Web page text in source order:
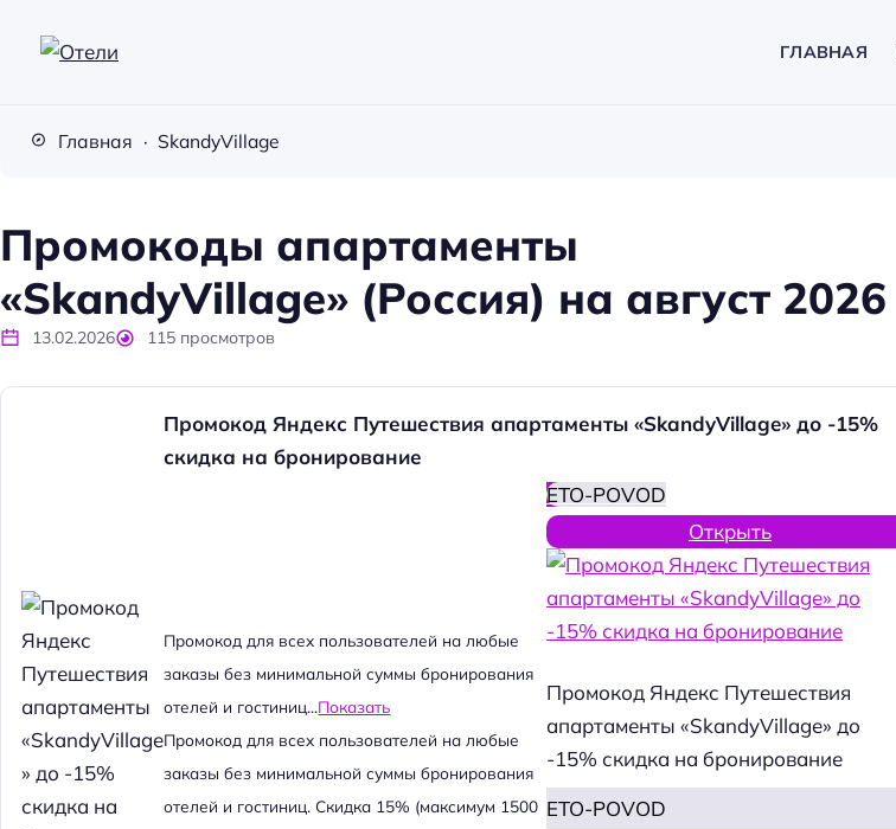
е
ГЛАВНАЯ
Главная SkandyVillage
Промокоды апартаменты
«SkandyVillage» (Россия) на август 2026
13.02.2026 115 просмотров
Промокод Яндекс Путешествия апартаменты «SkandyVillage» до -15%
скидка на бронирование
Промокод для всех пользователей на любые
заказы без минимальной суммы бронирования
отелей и гостиниц...Показать
Промокод для всех пользователей на любые
заказы без минимальной суммы бронирования
отелей и гостиниц. Скидка 15% (максимум 1500
ETO-POVOD
Открыть
Промокод Яндекс Путешествия
апартаменты «SkandyVillage» до
-15% скидка на бронирование
ETO-POVOD